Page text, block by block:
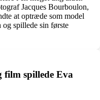
Jacques Bourboulon,
at optræde som model
og spillede sin første
spillede Eva